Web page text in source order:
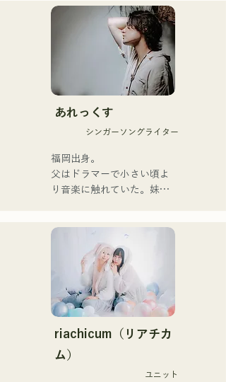
ข้อความที่ตรงไปตรงมาแต่
ทรงพลังเข้ากับมุมมองโลกที่
อ่อนโยน และเสียงร้องที่
อบอุ่นแต่ทรงพลัง ซึ่งสามารถ
สัมผัสหัวใจของผู้ฟังได้อย่าง
นุ่มนวล
แรก "Zatsuni Tamede" เมื่อ
วันที่ 23 มกราคม 2025
พวกเขานำเสนอเพลงใน
เรียงแบบวงดนตรี
พวกเขาได้รับการสนับสนุน
ในการบันทึกเสียงและการ
แสดงสดโดย โชโย
(คีย์บอร์ด/กีตาร์) จาก
Zigzaguzu, ไทเซ (กลอง)
อดีตสมาชิกวง meow, ยูยะ ซู
เอฮิโร (กีตาร์) จาก the
perfect me และ เอส0. (แบนั
あれっくす
シンガーソングライター
福岡出身。
父はドラマーで小さい頃よ
り音楽に触れていた。妹
家族で音楽を楽しむミュー
ジックファミリー。
10代後半にアメリカへ4年
半留学。
現在はLOVE FMの"music
×serendipity"でラジオDJを
務める。
デルやタレントとしても活
躍中。世界的有名なオーデ
riachicum（リアチカ
ム）
ユニット